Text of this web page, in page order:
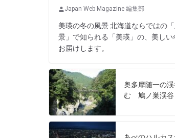
Japan Web Magazine 編集部
美瑛の冬の風景 北海道ならではの
景」で知られる「美瑛」の、美しい
お届けします。
奥多摩随一の
む 鳩ノ巣渓谷